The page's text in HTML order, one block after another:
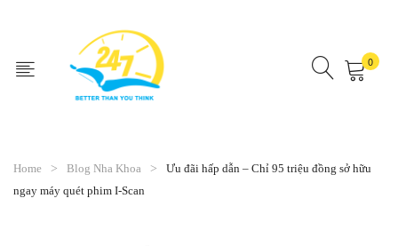
0
Home Blog Nha Khoa
Ưu đãi hấp dẫn – Chỉ 95 triệu đồng sở hữu
ngay máy quét phim I-Scan